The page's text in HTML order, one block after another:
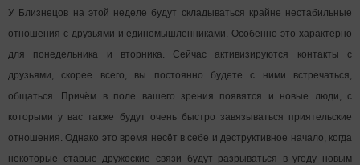
У Близнецов на этой неделе будут складываться крайне нестабильные
отношения с друзьями и единомышленниками. Особенно это характерно
для понедельника и вторника. Сейчас активизируются контакты с
друзьями, скорее всего, вы постоянно будете с ними встречаться,
общаться. Причём в поле вашего зрения появятся и новые люди, с
которыми у вас также будут очень быстро завязываться приятельские
отношения. Однако это время несёт в себе и деструктивное начало, когда
некоторые старые дружеские связи будут разрываться в угоду новым